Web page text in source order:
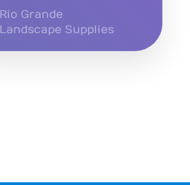
Rio Grande
Landscape Supplies